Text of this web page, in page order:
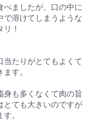
べましたが、口の中に
で溶けてしまうような
！
当たりがとてもよくて
す。
身も多くなくて肉の旨
とても大きいのですが
。